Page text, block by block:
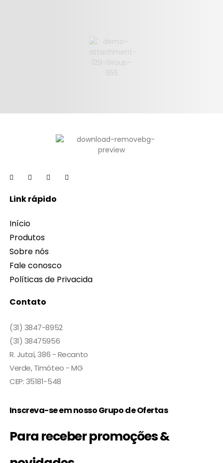
Link rápido
Início
Produtos
Sobre nós
Fale conosco
Políticas de Privacida
Contato
(31) 3847-8952
(31) 38475956
R. Jutaí, 386 - Recanto
Verde, Timóteo - MG
CEP: 35181-548
Inscreva-se em nosso Grupo de Ofertas
Para receber promoções &